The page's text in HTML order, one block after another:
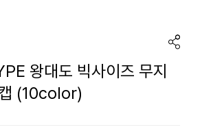
왕대도 빅사이즈 무지
(10color)